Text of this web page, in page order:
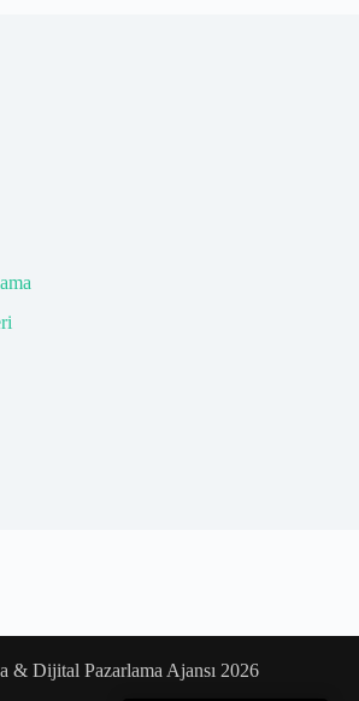
& Dijital Pazarlama Ajansı 2026